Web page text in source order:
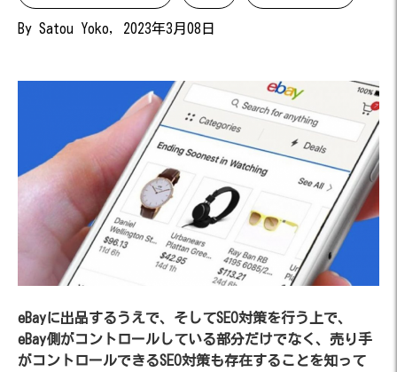
By Satou Yoko, 2023年3月08日
eBayに出品するうえで、そしてSEO対策を行う上で、
eBay側がコントロールしている部分だけでなく、売り手
がコントロールできるSEO対策も存在することを知って